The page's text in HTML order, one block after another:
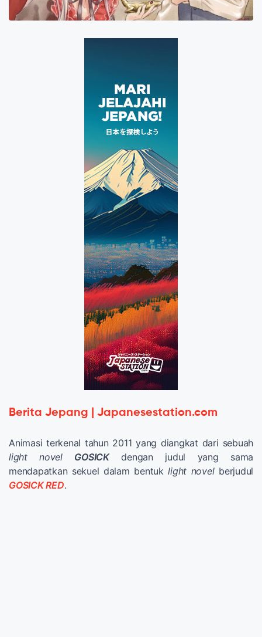
Berita Jepang | Japanesestation.com
Animasi terkenal tahun 2011 yang diangkat dari sebuah
light novel GOSICKdengan judul yang sama
mendapatkan sekuel dalam bentuklight novelberjudul
GOSICK RED.